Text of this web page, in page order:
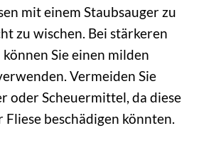
mit einem Staubsauger zu
zu wischen. Bei stärkeren
Sie einen milden
Vermeiden Sie
oder Scheuermittel, da diese
beschädigen könnten.